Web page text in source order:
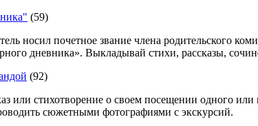
(59)
носил почетное звание члена родительского
дневника». Выкладывай стихи, рассказы,
(92)
или стихотворение о своем посещении одного
сюжетными фотографиями с экскурсий.